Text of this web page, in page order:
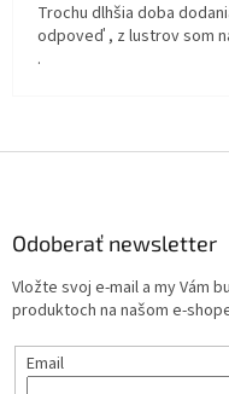
Trochu dlhšia doba
odpoveď , z lustrov som
.
Odoberať newsletter
Vložte svoj e-mail a my Vám
produktoch na našom e-
Email